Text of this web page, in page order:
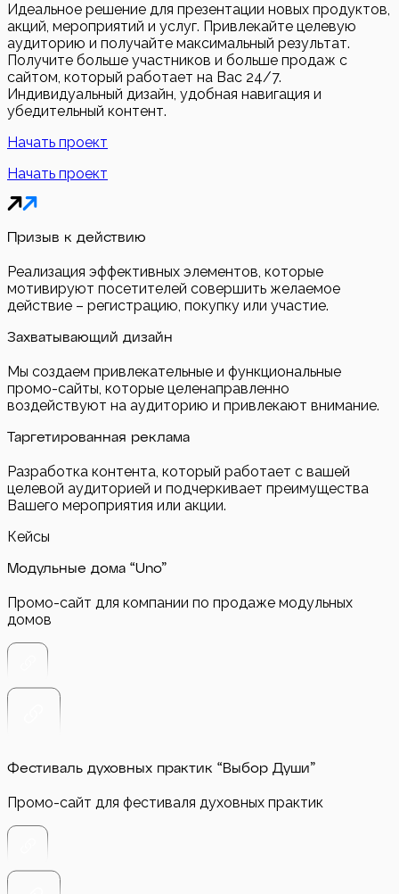
Идеальное решение для презентации новых продуктов,
акций, мероприятий и услуг. Привлекайте целевую
аудиторию и получайте максимальный результат.
Получите больше участников и больше продаж с
сайтом, который работает на Вас 24/7.
Индивидуальный дизайн, удобная навигация и
убедительный контент.
Начать проект
Начать проект
Призыв к действию
Реализация эффективных элементов, которые
мотивируют посетителей совершить желаемое
действие – регистрацию, покупку или участие.
Захватывающий дизайн
Мы создаем привлекательные и функциональные
промо-сайты, которые целенаправленно
воздействуют на аудиторию и привлекают внимание.
Таргетированная реклама
Разработка контента, который работает с вашей
целевой аудиторией и подчеркивает преимущества
Вашего мероприятия или акции.
Кейсы
Модульные дома “Uno”
Промо-сайт для компании по продаже модульных
домов
Фестиваль духовных практик “Выбор Души”
Промо-сайт для фестиваля духовных практик